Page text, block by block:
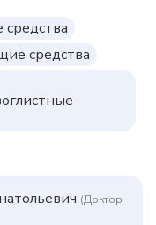
средства
(Доктор